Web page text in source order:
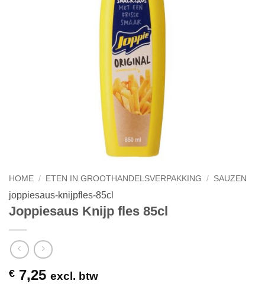
HOME / ETEN IN GROOTHANDELSVERPAKKING / SAUZEN
joppiesaus-knijpfles-85cl
Joppiesaus Knijp fles 85cl
€ 7,25 excl. btw